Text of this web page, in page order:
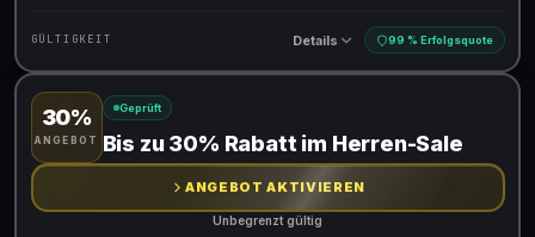
GÜLTIGKEIT Details 99 % Erfolgsquote
Gültig für teilnehmende Produkte
30%
ANGEBOT
Geprüft
Bis zu 30% Rabatt im Herren-Sale
ANGEBOT AKTIVIEREN
Unbegrenzt gültig